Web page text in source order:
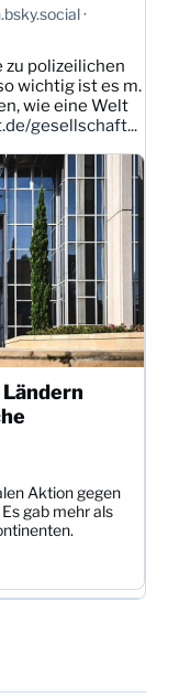
zu polizeilichen
wichtig ist es m.
wie eine Welt
gesellschaft...
Aktion gegen
gab mehr als